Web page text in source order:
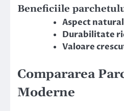
Beneficiile
Aspect
Durabilitate
Valoare
Compararea
Moderne